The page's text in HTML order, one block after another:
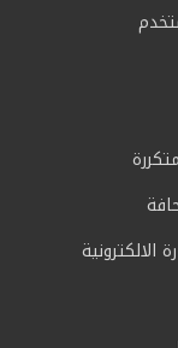
الالكترونية